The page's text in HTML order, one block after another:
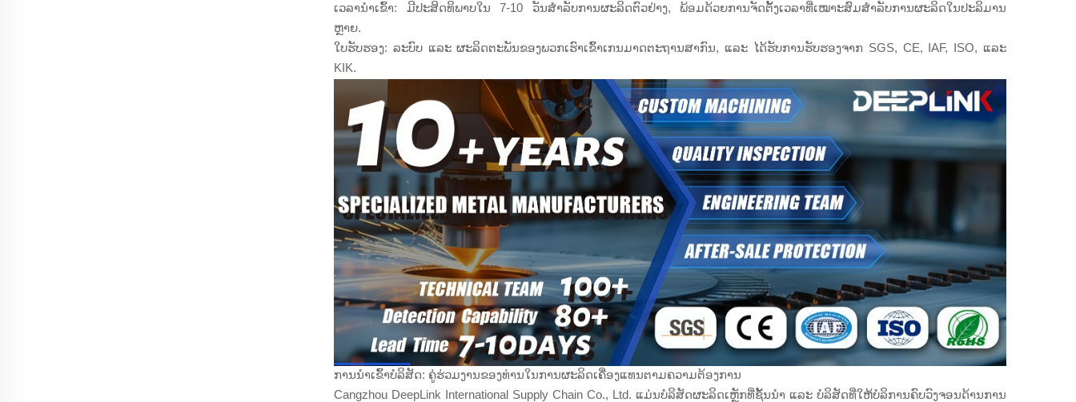
ເວລານຳເຂົ້າ: ມີປະສິດທິພາບໃນ 7-10 ວັນສຳລັບການຜະລິດຕົວຢ່າງ, ພ້ອມດ້ວຍການຈັດຕັ້ງເວລາທີ່ເໝາະສົມສຳລັບການຜະລິດໃນປະລິມານ
ຫຼາຍ.
ໃບຮັບຮອງ: ລະບົບ ແລະ ຜະລິດຕະພັນຂອງພວກເຮົາເຂົ້າເກນມາດຕະຖານສາກົນ, ແລະ ໄດ້ຮັບການຮັບຮອງຈາກ SGS, CE, IAF, ISO, ແລະ
KIK.
ການນຳເຂົ້າບໍລິສັດ: ຄູ່ຮ່ວມງານຂອງທ່ານໃນການຜະລິດເຄື່ອງແທນຕາມຄວາມຕ້ອງການ
Cangzhou DeepLink International Supply Chain Co., Ltd. ແມ່ນບໍລິສັດຜະລິດເຫຼັກທີ່ຊັ້ນນຳ ແລະ ບໍລິສັດທີ່ໃຫ້ບໍລິການຄົບວົງຈອນດ້ານການ